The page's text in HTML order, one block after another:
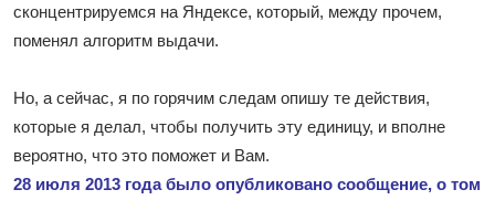
сконцентрируемся на Яндексе, который, между прочем,
поменял алгоритм выдачи.
Но, а сейчас, я по горячим следам опишу те действия,
которые я делал, чтобы получить эту единицу, и вполне
вероятно, что это поможет и Вам.
28 июля 2013 года было опубликовано сообщение, о том